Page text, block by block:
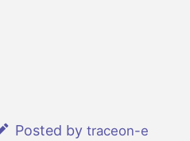
Posted by traceon-e